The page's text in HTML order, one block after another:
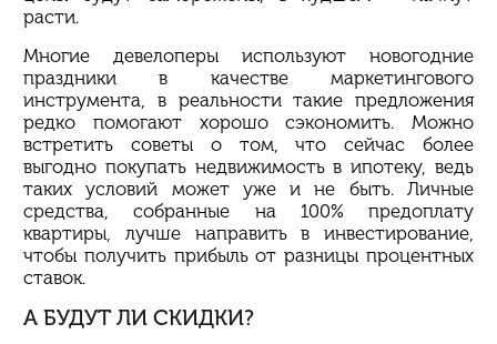
расти.
Многие девелоперы используют новогодние
праздники в качестве маркетингового
инструмента, в реальности такие предложения
редко помогают хорошо сэкономить. Можно
встретить советы о том, что сейчас более
выгодно покупать недвижимость в ипотеку, ведь
таких условий может уже и не быть. Личные
средства, собранные на 100% предоплату
квартиры, лучше направить в инвестирование,
чтобы получить прибыль от разницы процентных
ставок.
А БУДУТ ЛИ СКИДКИ?